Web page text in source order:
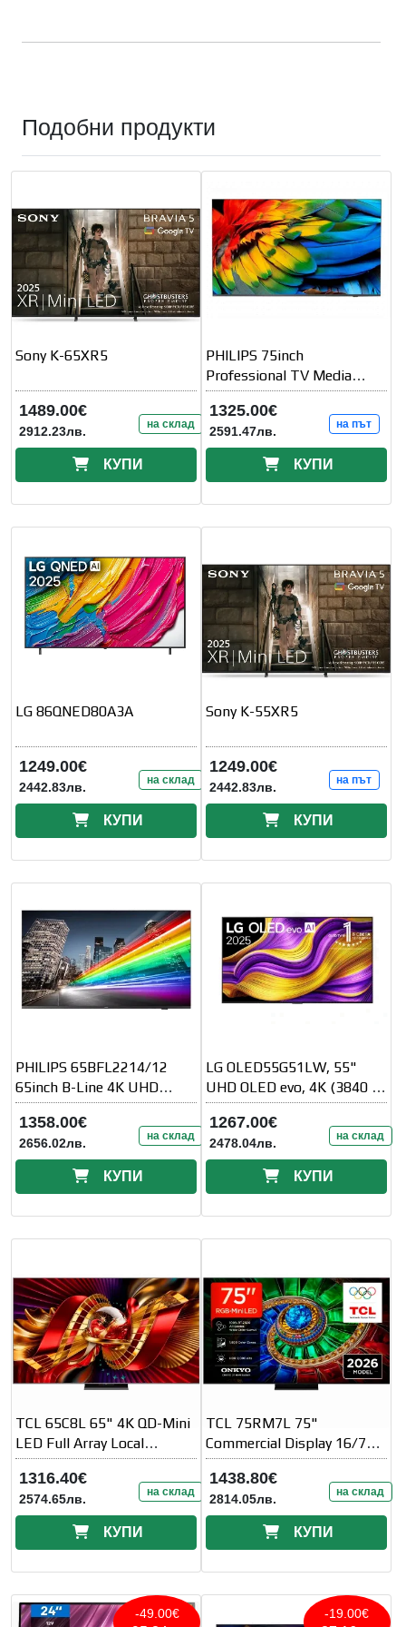
Подобни продукти
Sony K-65XR5
1489.00€
2912.23лв. на склад
КУПИ
PHILIPS 75inch
Professional TV Media
Suite Android
1325.00€
2591.47лв. на път
КУПИ
LG 86QNED80A3A
1249.00€
2442.83лв. на склад
КУПИ
Sony K-55XR5
1249.00€
2442.83лв. на път
КУПИ
PHILIPS 65BFL2214/12
65inch B-Line 4K UHD
Chromecast built-in
1358.00€
2656.02лв. на склад
КУПИ
LG OLED55G51LW, 55"
UHD OLED evo, 4K (3840 x
2160), DVB-C/T2/S2, Full
Cinema
1267.00€
2478.04лв. на склад
КУПИ
TCL 65C8L 65" 4K QD-Mini
LED Full Array Local
Dimming 144Hz VRR HDR
2000 nits
1316.40€
2574.65лв. на склад
КУПИ
TCL 75RM7L 75"
Commercial Display 16/7
Operation Built-in 2.4/5GHz
Wi-Fi
1438.80€
2814.05лв. на склад
КУПИ
-49.00€ -19.00€